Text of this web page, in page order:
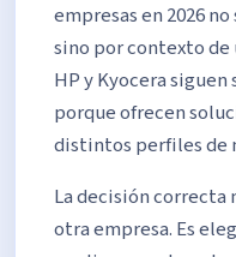
empresas en 2026
sino por contexto de
HP y Kyocera
porque ofrecen
distintos perfiles de
La decisión correcta
otra empresa. Es